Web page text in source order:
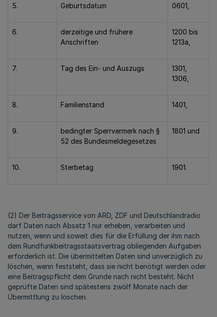
5. Geburtsdatum 0601,
6.
derzeitige und frühere
Anschriften
1200 bis
1213a,
7. Tag des Ein- und Auszugs
1301,
1306,
8. Familienstand 1401,
9.
bedingter Sperrvermerk nach §
52 des Bundesmeldegesetzes
1801 und
10. Sterbetag 1901.
(2) Der Beitragsservice von ARD, ZDF und Deutschlandradio
darf Daten nach Absatz 1 nur erheben, verarbeiten und
nutzen, wenn und soweit dies für die Erfüllung der ihm nach
dem Rundfunkbeitragsstaatsvertrag obliegenden Aufgaben
erforderlich ist. Die übermittelten Daten sind unverzüglich zu
löschen, wenn feststeht, dass sie nicht benötigt werden oder
eine Beitragspflicht dem Grunde nach nicht besteht. Nicht
geprüfte Daten sind spätestens zwölf Monate nach der
Übermittlung zu löschen.